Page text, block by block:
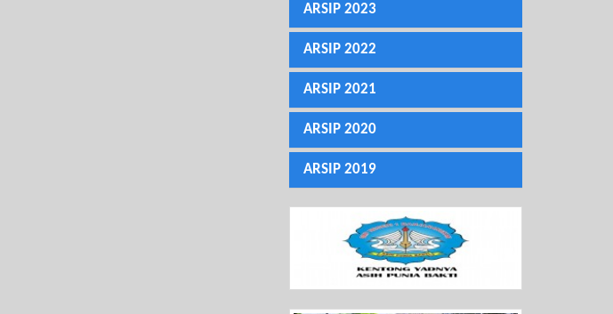
ARSIP 2023
ARSIP 2022
ARSIP 2021
ARSIP 2020
ARSIP 2019